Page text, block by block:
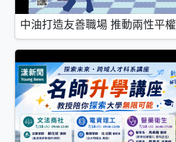
中油打造友善職場 推動兩性平權